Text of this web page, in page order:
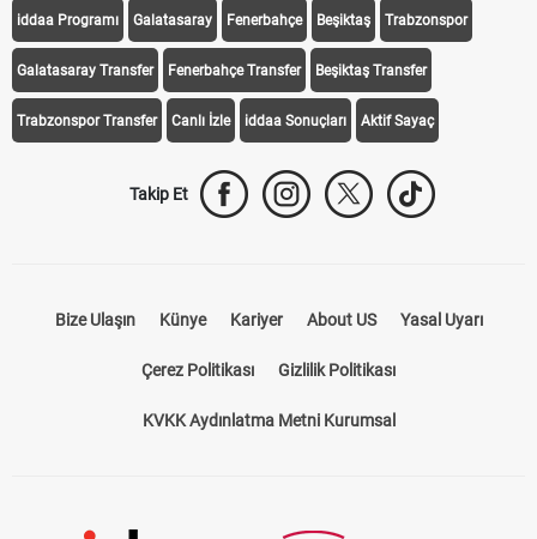
iddaa Programı Galatasaray Fenerbahçe Beşiktaş Trabzonspor
Galatasaray Transfer Fenerbahçe Transfer Beşiktaş Transfer
Trabzonspor Transfer Canlı İzle iddaa Sonuçları Aktif Sayaç
Takip Et
Bize Ulaşın Künye Kariyer About US Yasal Uyarı
Çerez Politikası Gizlilik Politikası
KVKK Aydınlatma Metni Kurumsal